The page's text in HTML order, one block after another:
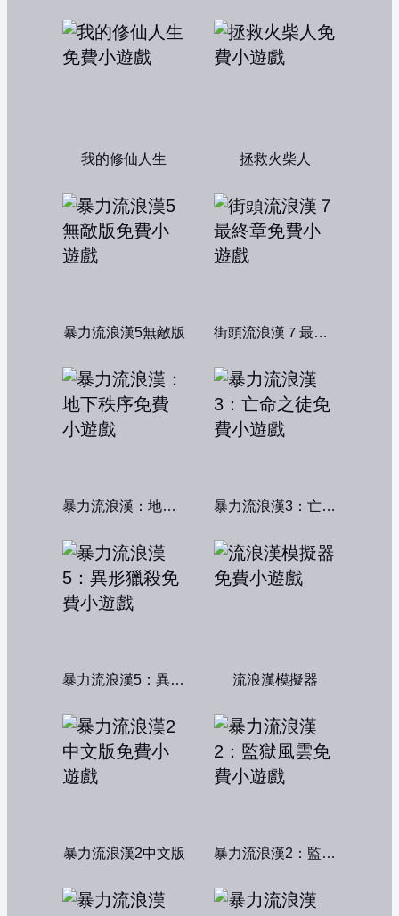
我的修仙人生 拯救火柴人
暴力流浪漢5無敵版 街頭流浪漢７最終章
暴力流浪漢：地下秩序 暴力流浪漢3：亡命之徒
暴力流浪漢5：異形獵殺 流浪漢模擬器
暴力流浪漢2中文版 暴力流浪漢2：監獄風雲